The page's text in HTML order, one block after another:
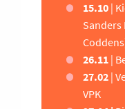
15.10 |
Sanders
26.11 |
27.02 |
VPK